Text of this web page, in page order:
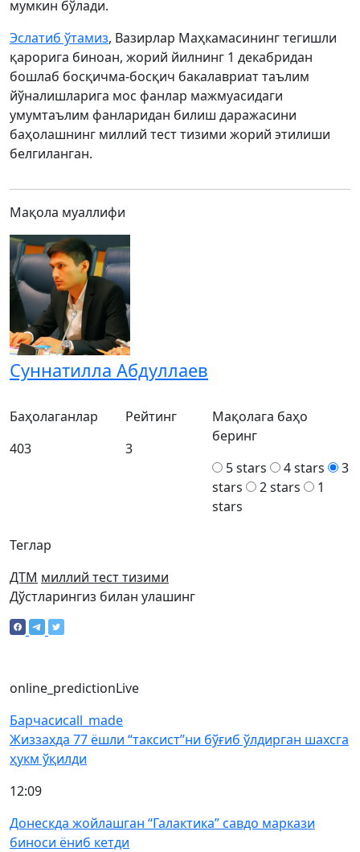
мумкин бўлади.
Эслатиб ўтамиз, Вазирлар Маҳкамасининг тегишли
қарорига биноан, жорий йилнинг 1 декабридан
бошлаб босқичма-босқич бакалавриат таълим
йўналишларига мос фанлар мажмуасидаги
умумтаълим фанларидан билиш даражасини
баҳолашнинг миллий тест тизими жорий этилиши
белгиланган.
Мақола муаллифи
Суннатилла Абдуллаев
Теглар
ДТМ миллий тест тизими
Баҳолаганлар
403
Рейтинг
3
Мақолага баҳо
беринг
5 stars
4 stars
3
stars
2 stars
1
stars
Дўстларингиз билан улашинг
online_predictionLive
Барчасиcall_made
Жиззахда 77 ёшли “таксист”ни бўғиб ўлдирган шахсга
ҳукм ўқилди
12:09
Донескда жойлашган “Галактика” савдо маркази
биноси ёниб кетди